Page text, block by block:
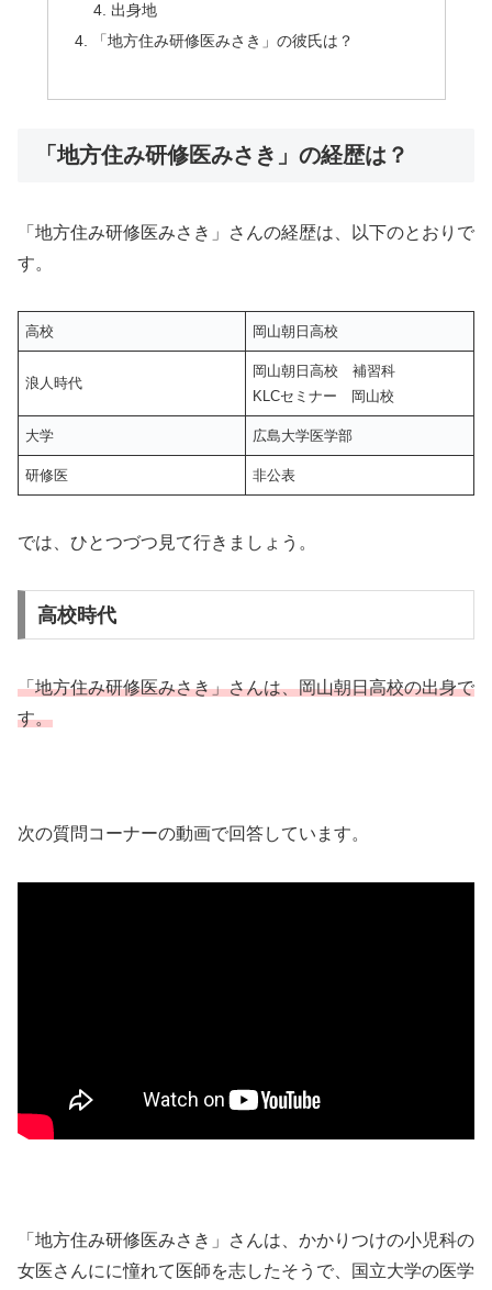
出身地
「地方住み研修医みさき」の彼氏は？
「地方住み研修医みさき」の経歴は？
「地方住み研修医みさき」さんの経歴は、以下のとおりで
す。
高校 岡山朝日高校
浪人時代
岡山朝日高校 補習科
KLCセミナー 岡山校
大学 広島大学医学部
研修医 非公表
では、ひとつづつ見て行きましょう。
高校時代
「地方住み研修医みさき」さんは、岡山朝日高校の出身で
す。
次の質問コーナーの動画で回答しています。
「地方住み研修医みさき」さんは、かかりつけの小児科の
女医さんにに憧れて医師を志したそうで、国立大学の医学